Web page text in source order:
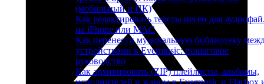
(мобильный и ПК)
Как редактировать тексты песен для
на iPhone или MAC
Как перенести музыкальную библиотеку
устройствами в Evermusic: пошаговое
руководство
Как архивировать (ZIP) плейлисты, альбомы,
исполнителей и жанры в Evermusic и Flacbox